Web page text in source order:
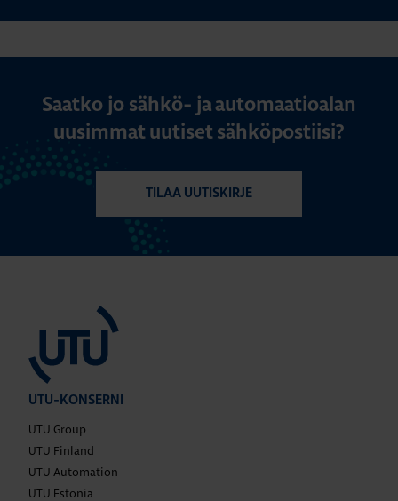
Saatko jo sähkö- ja automaatioalan
uusimmat uutiset sähköpostiisi?
TILAA UUTISKIRJE
UTU-KONSERNI
UTU Group
UTU Finland
UTU Automation
UTU Estonia